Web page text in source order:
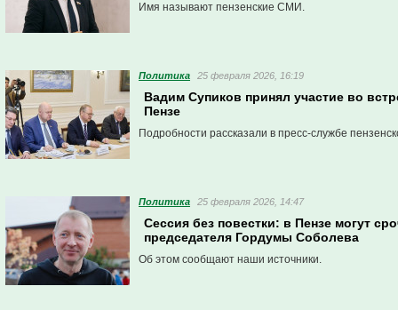
Имя называют пензенские СМИ.
Политика 25 февраля 2026, 16:19
Вадим Супиков принял участие во
Пензе
Подробности рассказали в пресс-службе
Политика 25 февраля 2026, 14:47
Сессия без повестки: в Пензе могут
председателя Гордумы Соболева
Об этом сообщают наши источники.